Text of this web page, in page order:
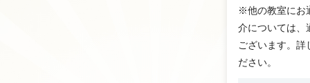
※他の教室にお
介については、
ございます。詳
ださい。